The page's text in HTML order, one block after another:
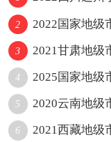
2 2022国家地级
3 2021甘肃地级
4 2025国家地级
5 2020云南地级
6 2021西藏地级